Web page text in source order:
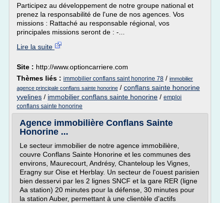
Participez au développement de notre groupe national et
prenez la responsabilité de l'une de nos agences. Vos
missions : Rattaché au responsable régional, vos
principales missions seront de : -...
Lire la suite
Site : http://www.optioncarriere.com
Thèmes liés : immobilier conflans saint honorine 78 / immobilier
agence principale conflans sainte honorine / conflans sainte honorine
yvelines / immobilier conflans sainte honorine / emploi
conflans sainte honorine
Agence immobilière Conflans Sainte
Honorine ...
Le secteur immobilier de notre agence immobilière,
couvre Conflans Sainte Honorine et les communes des
environs, Maurecourt, Andrésy, Chanteloup les Vignes,
Eragny sur Oise et Herblay. Un secteur de l'ouest parisien
bien desservi par les 2 lignes SNCF et la gare RER (ligne
Aa station) 20 minutes pour la défense, 30 minutes pour
la station Auber, permettant à une clientèle d'actifs